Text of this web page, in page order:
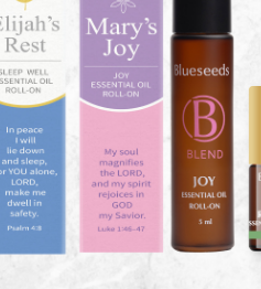
7 折